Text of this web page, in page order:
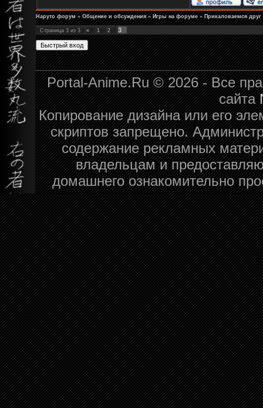
Наруто форум » Общение и обсуждения » Игры на форуме » Прикаловаемся
Страница 3 из 3 « 1 2 3
Portal-Anime.Ru © 2026 - Все
сайта
Копирование дизайна или его
скриптов запрещено.
содержание рекламных
владельцам и
домашнего ознакомительно